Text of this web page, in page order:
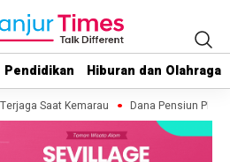
Pendidikan Hiburan dan Olahraga
Pendidikan Hiburan dan Olahraga
Saat Kemarau Dana Pensiun PNS